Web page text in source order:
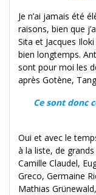
Je n’ai jamais été
raisons, bien que
Sita et Jacques
bien longtemps.
sont pour moi les
après Gotène,
Ce sont donc
Oui et avec le
à la liste, de grands
Camille Claudel,
Greco, Germaine
Mathias